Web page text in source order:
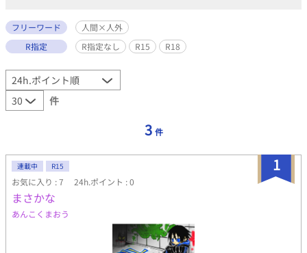
フリーワード
人間×人外
R指定
R指定なし R15 R18
件
3 件
1
連載中 R15
お気に入り : 7 24h.ポイント : 0
まさかな
あんこくまおう